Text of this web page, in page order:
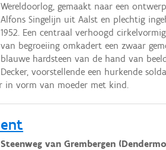
Wereldoorlog, gemaakt naar een
Alfons Singelijn uit Aalst en plechtig
1952. Een centraal verhoogd
van begroeiing omkadert een zwaar
blauwe hardsteen van de hand van
Decker, voorstellende een hurkende
in vorm van moeder met kind.
Steenweg van Grembergen